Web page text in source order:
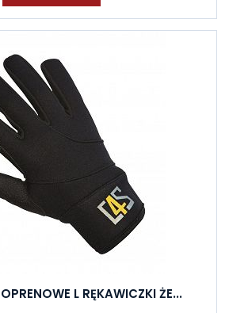
L RĘKAWICZKI ŻE...